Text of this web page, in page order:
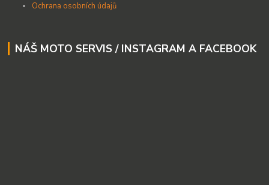
Ochrana osobních údajů
NÁŠ MOTO SERVIS / INSTAGRAM A FACEBOOK